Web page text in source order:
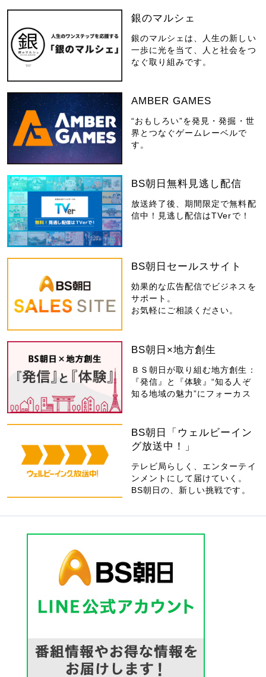
銀のマルシェ
銀のマルシェは、人生の新しい
一歩に光を当て、人と社会をつ
なぐ取り組みです。
AMBER GAMES
“おもしろい”を発見・発掘・世
界とつなぐゲームレーベルで
す。
BS朝日無料見逃し配信
放送終了後、期間限定で無料配
信中！見逃し配信はTVerで！
BS朝日セールスサイト
効果的な広告配信でビジネスを
サポート。
お気軽にご相談ください。
BS朝日×地方創生
ＢＳ朝日が取り組む地方創生：
『発信』と『体験』“知る人ぞ
知る地域の魅力”にフォーカス
BS朝日「ウェルビーイン
グ放送中！」
テレビ局らしく、エンターテイ
ンメントにして届けていく。
BS朝日の、新しい挑戦です。